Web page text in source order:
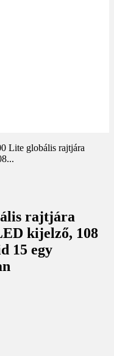
Lite globális rajtjára
rajtjára
kijelző, 108
15 egy